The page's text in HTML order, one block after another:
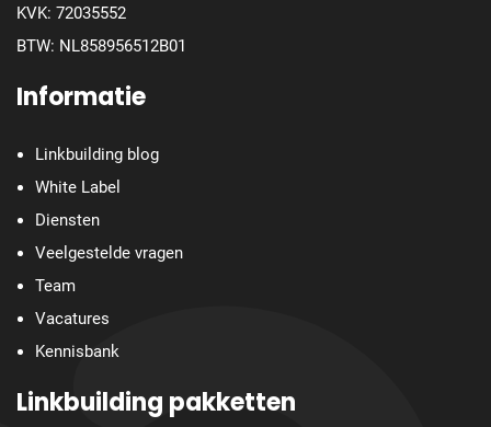
KVK: 72035552
BTW: NL858956512B01
Informatie
Linkbuilding blog
White Label
Diensten
Veelgestelde vragen
Team
Vacatures
Kennisbank
Linkbuilding pakketten